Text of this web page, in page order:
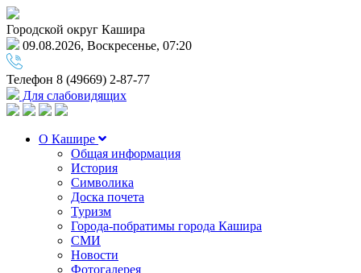
Городской округ Кашира
09.08.2026, Воскресенье, 07:20
Телефон 8 (49669) 2-87-77
Для слабовидящих
О Кашире
Общая информация
История
Символика
Доска почета
Туризм
Города-побратимы города Кашира
СМИ
Новости
Фотогалерея